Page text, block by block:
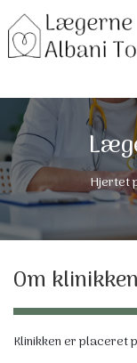
til
hovedindhold
Hjertet
Om klinikken
Klinikken er placeret